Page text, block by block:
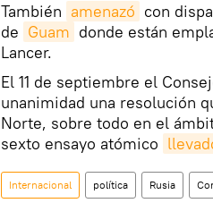
También amenazó con
de Guam donde están
Lancer.
El 11 de septiembre el
unanimidad una resolución
Norte, sobre todo en el
sexto ensayo atómico
Internacional política Rusia